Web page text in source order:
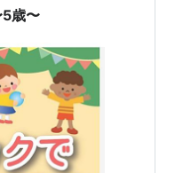
どもたちが、そこで感
間で展開されるゲスト
音楽を楽しむことので
できる力」を得てい
5歳〜